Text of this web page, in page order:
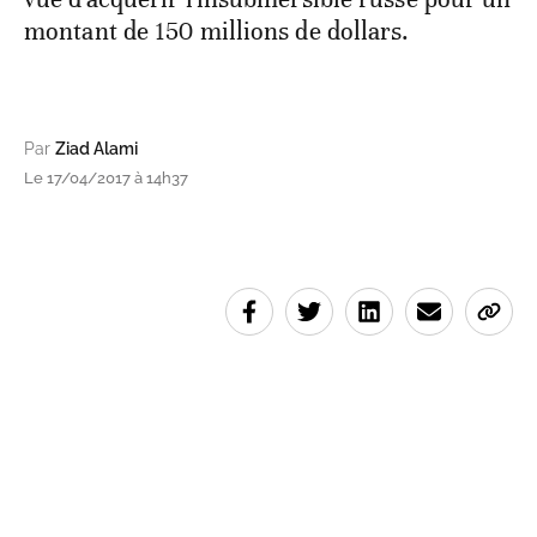
montant de 150 millions de dollars.
Par Ziad Alami
Le 17/04/2017 à 14h37